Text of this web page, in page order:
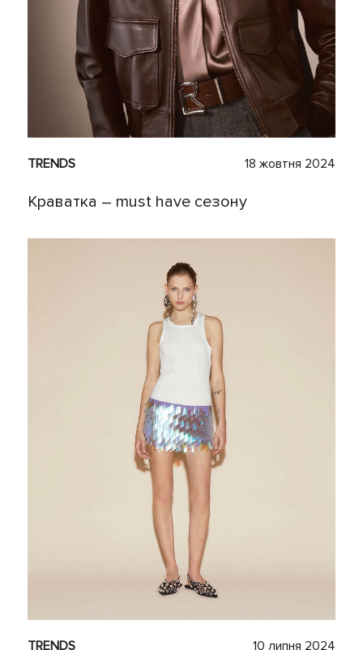
TRENDS 18 жовтня 2024
Краватка – must have сезону
TRENDS 10 липня 2024